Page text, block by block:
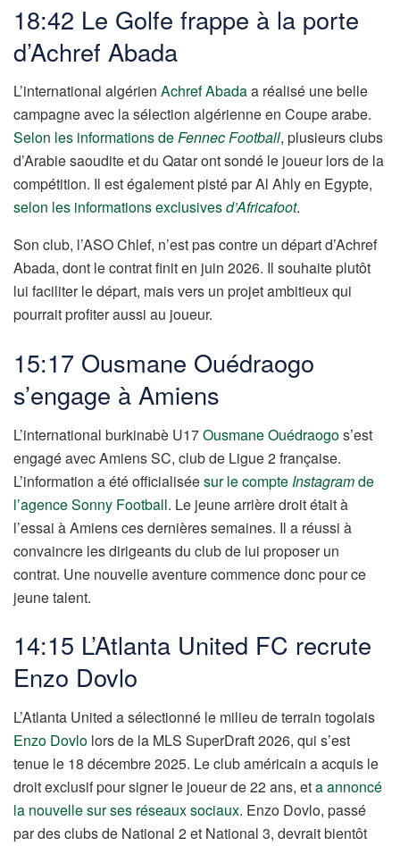
18:42 Le Golfe frappe à la porte
d’Achref Abada
L’international algérien Achref Abadaa réalisé une belle
campagne avec la sélection algérienne en Coupe arabe.
Selon les informations deFennec Football, plusieurs clubs
d’Arabie saoudite et du Qatar ont sondé le joueur lors de la
compétition. Il est également pisté par Al Ahly en Egypte,
selon les informations exclusivesd’Africafoot.
Son club, l’ASO Chlef, n’est pas contre un départ d’Achref
Abada, dont le contrat finit en juin 2026. Il souhaite plutôt
lui faciliter le départ, mais vers un projet ambitieux qui
pourrait profiter aussi au joueur.
15:17 Ousmane Ouédraogo
s’engage à Amiens
L’international burkinabè U17Ousmane Ouédraogos’est
engagé avec Amiens SC, club de Ligue 2 française.
L’information a été officialiséesur le compteInstagramde
l’agence Sonny Football. Le jeune arrière droit était à
l’essai à Amiens ces dernières semaines. Il a réussi à
convaincre les dirigeants du club de lui proposer un
contrat. Une nouvelle aventure commence donc pour ce
jeune talent.
14:15 L’Atlanta United FC recrute
Enzo Dovlo
L’Atlanta United a sélectionné le milieu de terrain togolais
Enzo Dovlo lors de la MLS SuperDraft 2026, qui s’est
tenue le 18 décembre 2025. Le club américain a acquis le
droit exclusif pour signer le joueur de 22 ans, eta annoncé
la nouvelle sur ses réseaux sociaux. Enzo Dovlo, passé
par des clubs de National 2 et National 3, devrait bientôt